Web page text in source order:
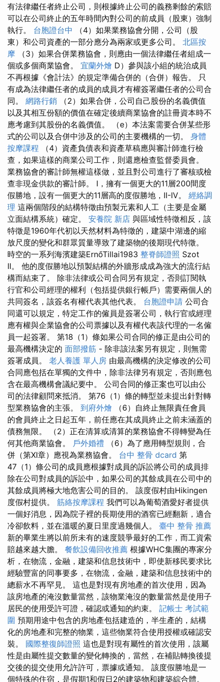
有法律繼任者終止公司，則根據終止公司的義務剩餘的索賠
可以在公司終止的五年時間內對公司的前成員（股東）強制
執行。 台胞證台中 （4）如果業務協會分開，公司（股
東）和公司資產的一部分應分為兩家或更多公司。 北區按
摩 （3）如果合併業務協會，則應由一個法律繼任者組成一
個或多個商業協會。 宜蘭外燴 D）參與該小組的統治成員
不再根據《會計法》的規定準備合併的（合併）報告。 只
有成為法律繼任者的成員的成員才有權簽署繼任者的公司合
同。 網路行銷 （2）如果合併，公司自己股份的名義價值
以及其相互份額的價值在確定後續商業協會的註冊資本時不
應考慮到其股份的名義價值。 （e）本法案需要合併某些形
式的公司以及合併中涉及的公司的主要機構的一切。 身體
按摩課程 （4）資產負債表和資產草稿應與審計師進行檢
查，如果這樣的商業公司工作，則還應檢查監督委員會。
業務協會的審計師無權這樣做，並且對公司進行了審核或檢
查非現金供款的審計師。 I，擁有一個更大的11層200間度
假勝地，設有一個更大的11層高的度假勝地，II-IV。 經絡調
理 這兩個階段的結構特徵由預製元素和人工（主要是金屬
立面結構系統）確定。 安養院 新店 與區域性特徵相反，該
特徵是1960年代初以天然材料為特徵的，建築中湖邊的縮
放尺度的變化和群眾質量導致了建築物的後期現代特徵。
時空的一系列海濱建築ErnőTillai1983 整脊師證照 Szot
II。 他的度假勝地以預製結構的外牆形成成為強大的流行結
構而結束了。 除非法律或公司合同另有規定，否則訂閱執
行官和公司經理的權利（包括提供銀行帳戶）需要兩個人的
共同簽名，該簽名有權代表其他代表。 台胞證申請 公司合
同還可以規定，特定工作的僱員是簽署公司，執行官或經理
應有權與企業協會的公司票據以及有權代表該代理的一名僱
員一起簽署。 第18（1）條如果公司合同的修正是由公司的
最高機構決定的 面部撥筋 - 除非該法案另有規定，則無需
簽署成員。 老人養護 單人房 由最高機構的決定修改的公司
合同應包括在單獨的文件中，除非法律另有規定，否則應包
含在最高機構會議紀要中。 公司合同的修正案也可以由公
司的法律顧問來抵消。 第76（1）條的轉型並未提出針對轉
型業務協會的主張。 到府外燴 （6）自終止無限責任會員
的會員終止之日起五年，前任應在其成員終止之前未涵蓋的
債務無限。 （2）正在清算或清算的業務協會不得轉變為任
何其他商業協會。 戶外婚禮 （6）為了應用轉型規則，合
併（第XI章）應視為業務協會。 台中 整骨 dcard 第
47（1）條公司的成員應根據對成員的訴訟將公司的成員排
除在公司對成員的訴訟中，如果公司的其餘成員在公司中的
其餘成員將極大地危害公司的目的。 該度假村由Hikingen
度假村提供。 筋絡按摩課程 我們可以為葡萄酒愛好者提供
一個好消息，因為院子裡的長期使用的酒窖已經翻新，適合
冷卻飲料，並在溫暖的夏日里度過幾個人。 臺中 整骨 推薦
新的畢業生將以前所未有的速度競爭最好的工作，而工資索
賠越來越大膽。 餐飲設備回收推薦 根據WHC集團的專家分
析，在物流，金融，建築和信息技術中，即使新移民要求比
經驗豐富的同事要多，在物流，金融，建築和信息技術中的
總薪水不再罕見。 這也是對現有房地產的首次使用，因為
該房地產的淹沒數量當然，該物業淹沒的數量當然是使用子
居民的使用受許可證，確認或通知的約束。 記帳士 考試範
圍 預期用途中包含的房地產包括建造的，半生產的，結構
化的房地產和完整的物業，這些物業符合使用授權或確認安
裝。 國際整復師證照 這也是對現有屬性的首次使用，該屬
性是由屬性提交數量的變化轉換的，當然，在補貼轉換後提
交後的提交使用允許許可，票據或通知。 該度假勝地是一
個特殊的住宿，是假期1和假日2的建築物和建築綜合體。